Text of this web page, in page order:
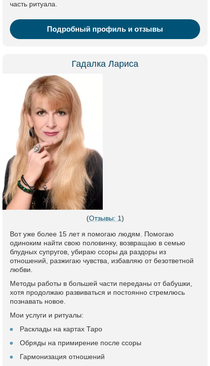
часть ритуала.
Подробный профиль и отзывы
Гадалка Лариса
(Отзывы: 1)
Вот уже более 15 лет я помогаю людям. Помогаю
одиноким найти свою половинку, возвращаю в семью
блудных супругов, убираю ссоры да раздоры из
отношений, разжигаю чувства, избавляю от безответной
любви.
Методы работы в большей части переданы от бабушки,
хотя продолжаю развиваться и постоянно стремлюсь
познавать новое.
Мои услуги и ритуалы:
Расклады на картах Таро
Обряды на примирение после ссоры
Гармонизация отношений